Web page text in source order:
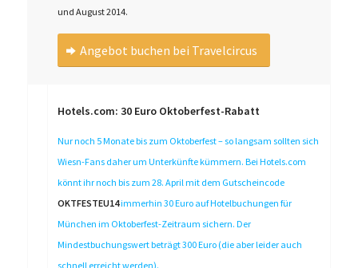
und August 2014.
Angebot buchen bei Travelcircus
Hotels.com: 30 Euro Oktoberfest-Rabatt
Nur noch 5 Monate bis zum Oktoberfest – so langsam sollten sich
Wiesn-Fans daher um Unterkünfte kümmern. Bei Hotels.com
könnt ihr noch bis zum 28. April mit dem Gutscheincode
OKTFESTEU14immerhin 30 Euro auf Hotelbuchungen für
München im Oktoberfest-Zeitraum sichern. Der
Mindestbuchungswert beträgt 300 Euro (die aber leider auch
schnell erreicht werden).